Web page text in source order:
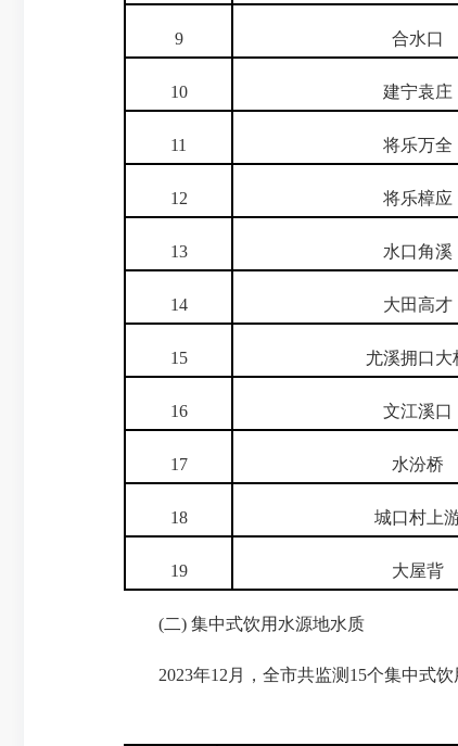
9 合水口
10 建宁袁庄
11 将乐万全
12 将乐樟应
13 水口角溪
14 大田高才
15 尤溪拥口大
16 文江溪口
17 水汾桥
18 城口村上
19 大屋背
(二) 集中式饮用水源地水质
2023年12月，全市共监测15个集中式饮